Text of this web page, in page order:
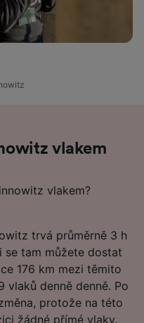
vlakem
vlakem?
trvá průměrně 3 h
se tam můžete dostat
176 km mezi těmito
vlaků denně denně. Po
protože na této
žádné přímé vlaky.